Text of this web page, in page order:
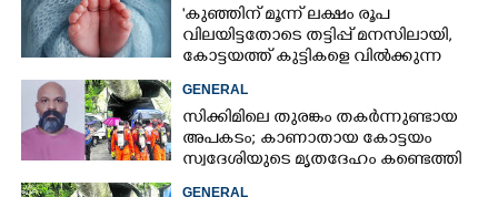
'കുഞ്ഞിന് മൂന്ന് ലക്ഷം രൂപ
വിലയിട്ടതോടെ തട്ടിപ്പ് മനസിലായി,
കോട്ടയത്ത് കുട്ടികളെ വിൽക്കുന്ന
സംഘം'; കൂടുതൽ
വെളിപ്പെടുത്തലുമായി ഗർഭിണി
GENERAL
സിക്കിമിലെ തുരങ്കം തകർന്നുണ്ടായ
അപകടം; കാണാതായ കോട്ടയം
സ്വദേശിയുടെ മൃതദേഹം കണ്ടെത്തി
GENERAL